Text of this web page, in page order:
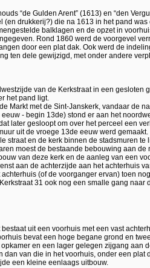
“de Gulden Arent” (1613) en “den
(en drukkerij?) die na 1613 in het pand
balklagen en de opzet in
Rond 1860 werd de voorgevel
door een plat dak. Ook werd de
ten dele gewijzigd, met onder andere
van de Kerkstraat in een gesloten
het pand ligt.
Markt met de Sint-Janskerk, vandaar de
- begin 13de) stond er aan het
later gesloopt om over het perceel een
uit de vroege 13de eeuw werd
straat en de kerk binnen de stadsmuren te
moest de bestaande bebouwing aan
van deze kerk en de aanleg van een
aan de achterzijde aan het achterhuis
(of de voorganger ervan) toen
31 ook nog een smalle gang naar
uit een voorhuis met een vast
bevat een hoge begane grond en
en een lager gelegen zijgang aan
van die in het voorhuis, onder een plat
een kleine eenlaags uitbouw.